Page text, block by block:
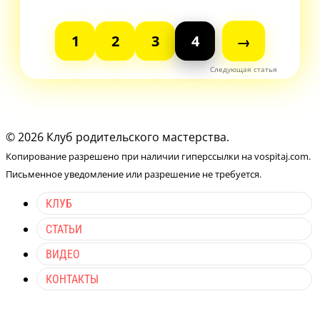
1 2 3 4 →
© 2026 Клуб родительского мастерства.
Копирование разрешено при наличии гиперссылки на vospitaj.com.
Письменное уведомление или разрешение не требуется.
КЛУБ
СТАТЬИ
ВИДЕО
КОНТАКТЫ